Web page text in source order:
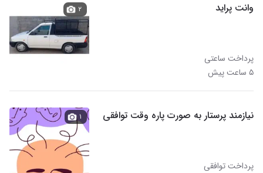
وانت پراید
پرداخت ساعتی
۵ ساعت پیش
۲
نیازمند پرستار به صورت پاره وقت توافقی
پرداخت توافقی
۱